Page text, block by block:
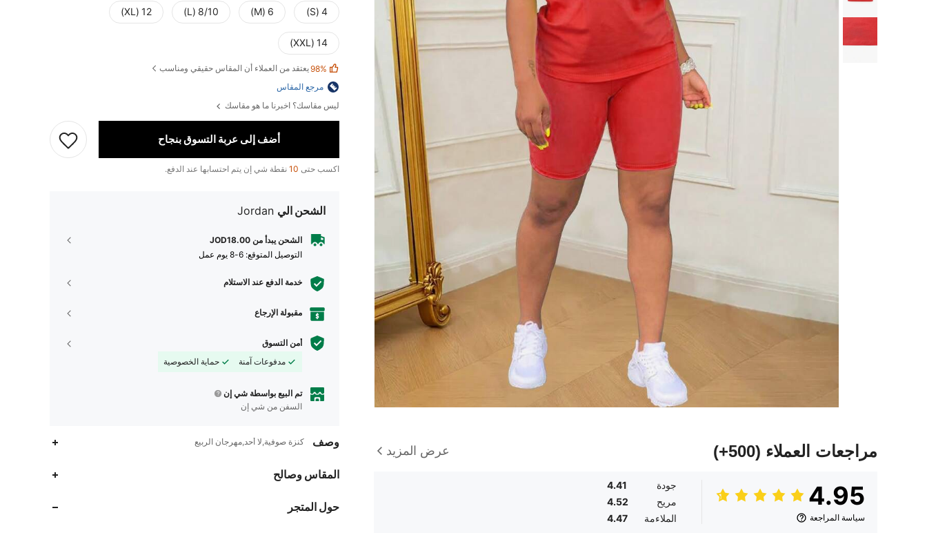
مراجعات العملاء (500+) عرض المزيد
4.95
سياسة المراجعة
جودة
4.41
مريح
4.52
الملاءمة
4.47
4 (S)
6 (M)
8/10 (L)
12 (XL)
14 (XXL)
98%يعتقد من العملاء أن المقاس حقيقي ومناسب
مرجع المقاس
ليس مقاسك؟ اخبرنا ما هو مقاسك
أضف إلى عربة التسوق بنجاح
اكسب حتى 10 نقطة شي إن يتم احتسابها عند الدفع.
الشحن الي Jordan
الشحن يبدأ من JOD18.00
التوصيل المتوقع: 6-8 يوم عمل
خدمة الدفع عند الاستلام
مقبولة الإرجاع
أمن التسوق
مدفوعات آمنة
حماية الخصوصية
تم البيع بواسطة شي إن
السفن من شي إن
وصف كنزة صوفية,لا أحد,مهرجان الربيع
المقاس وصالح
حول المتجر